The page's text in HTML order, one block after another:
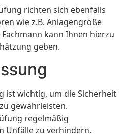
richten sich ebenfalls
wie z.B. Anlagengröße
kann Ihnen hierzu
geben.
ist wichtig, um die Sicherheit
gewährleisten.
regelmäßig
Unfälle zu verhindern.